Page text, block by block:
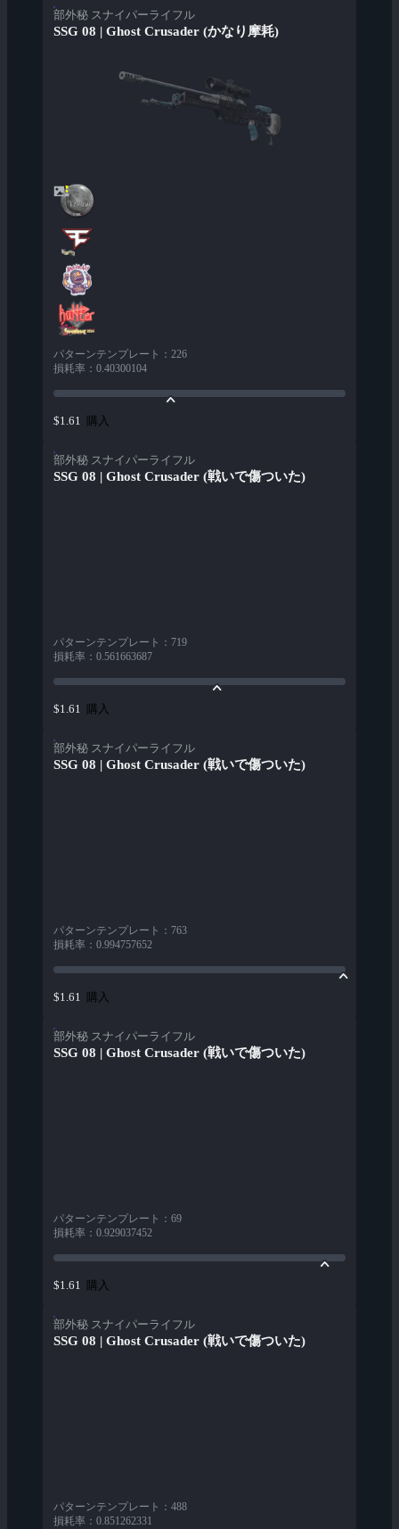
部外秘 スナイパーライフル
SSG 08 | Ghost Crusader (かなり摩耗)
パターンテンプレート ： 226
損耗率 ： 0.40300104
$1.61 購入
部外秘 スナイパーライフル
SSG 08 | Ghost Crusader (戦いで傷ついた)
パターンテンプレート ： 719
損耗率 ： 0.561663687
$1.61 購入
部外秘 スナイパーライフル
SSG 08 | Ghost Crusader (戦いで傷ついた)
パターンテンプレート ： 763
損耗率 ： 0.994757652
$1.61 購入
部外秘 スナイパーライフル
SSG 08 | Ghost Crusader (戦いで傷ついた)
パターンテンプレート ： 69
損耗率 ： 0.929037452
$1.61 購入
部外秘 スナイパーライフル
SSG 08 | Ghost Crusader (戦いで傷ついた)
パターンテンプレート ： 488
損耗率 ： 0.851262331